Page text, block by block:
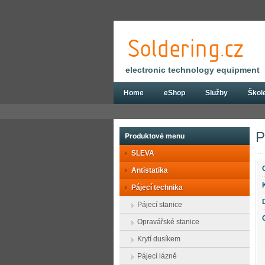
Produktové menu
SLEVA
Antistatika
Pájecí technika
Pájecí stanice
Opravářské stanice
Krytí dusíkem
Pájecí lázně
electronic technology equipment
Home eShop Služby